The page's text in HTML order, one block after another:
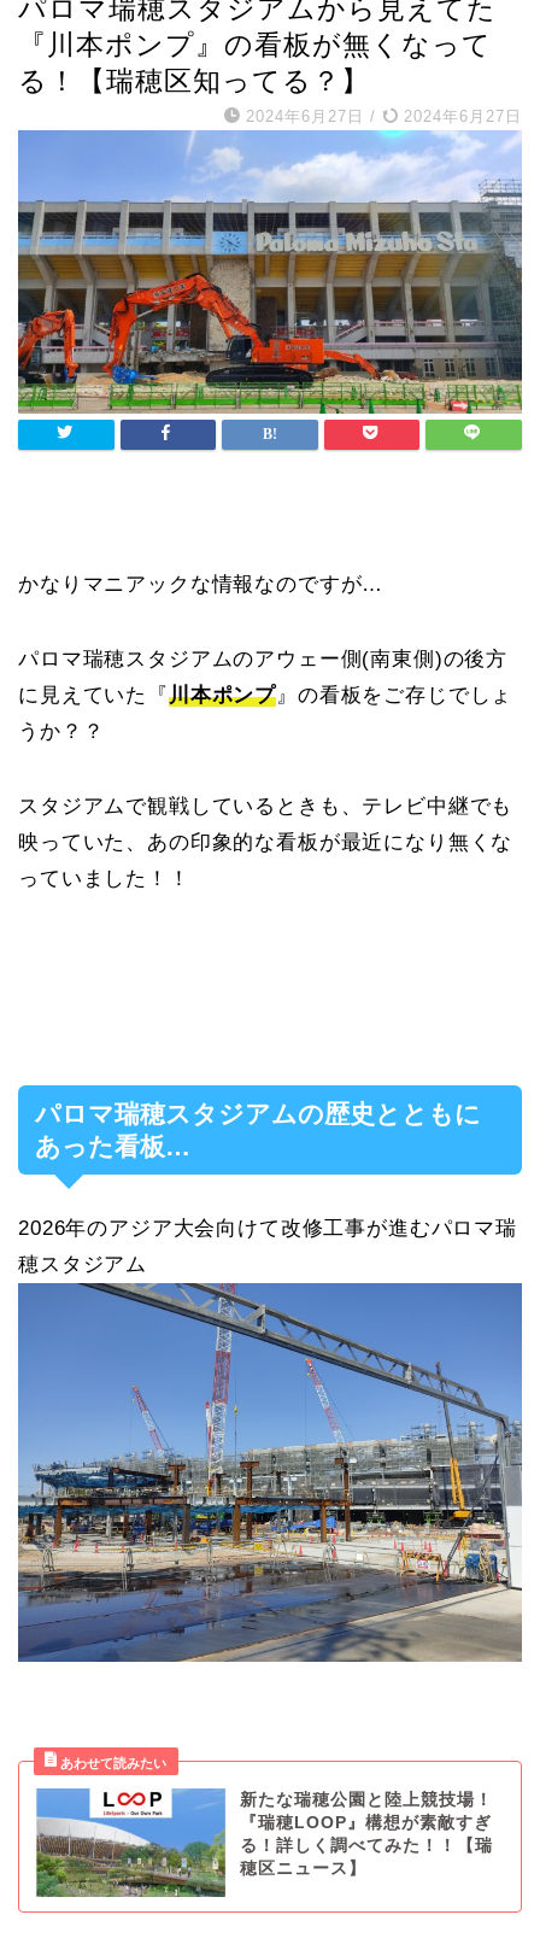
パロマ瑞穂スタジアムから見えてた
『川本ポンプ』の看板が無くなって
る！【瑞穂区知ってる？】
2024年6月27日 / 2024年6月27日
かなりマニアックな情報なのですが…
パロマ瑞穂スタジアムのアウェー側(南東側)の後方
に見えていた『川本ポンプ』の看板をご存じでしょ
うか？？
スタジアムで観戦しているときも、テレビ中継でも
映っていた、あの印象的な看板が最近になり無くな
っていました！！
パロマ瑞穂スタジアムの歴史とともに
あった看板…
2026年のアジア大会向けて改修工事が進むパロマ瑞
穂スタジアム
新たな瑞穂公園と陸上競技場！
『瑞穂LOOP』構想が素敵すぎ
る！詳しく調べてみた！！【瑞
穂区ニュース】